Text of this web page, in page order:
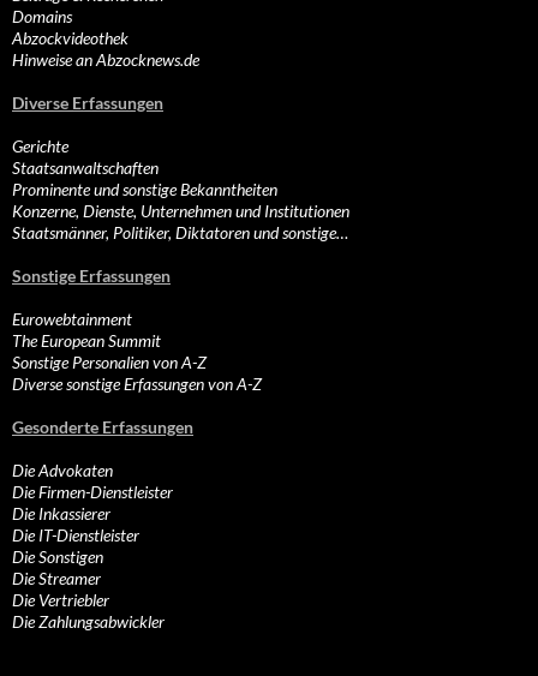
Domains
Abzockvideothek
Hinweise an Abzocknews.de
Diverse Erfassungen
Gerichte
Staatsanwaltschaften
Prominente und sonstige Bekanntheiten
Konzerne, Dienste, Unternehmen und Institutionen
Staatsmänner, Politiker, Diktatoren und sonstige…
Sonstige Erfassungen
Eurowebtainment
The European Summit
Sonstige Personalien von A-Z
Diverse sonstige Erfassungen von A-Z
Gesonderte Erfassungen
Die Advokaten
Die Firmen-Dienstleister
Die Inkassierer
Die IT-Dienstleister
Die Sonstigen
Die Streamer
Die Vertriebler
Die Zahlungsabwickler